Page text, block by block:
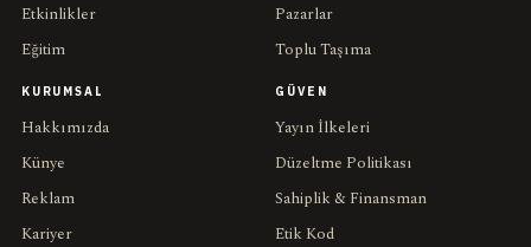
Etkinlikler
Eğitim
Pazarlar
Toplu Taşıma
KURUMSAL
Hakkımızda
Künye
Reklam
Kariyer
GÜVEN
Yayın İlkeleri
Düzeltme Politikası
Sahiplik & Finansman
Etik Kod